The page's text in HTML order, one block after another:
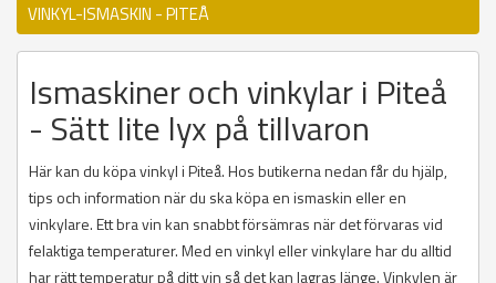
VINKYL-ISMASKIN - PITEÅ
Ismaskiner och vinkylar i Piteå
- Sätt lite lyx på tillvaron
Här kan du köpa vinkyl i Piteå. Hos butikerna nedan får du hjälp,
tips och information när du ska köpa en ismaskin eller en
vinkylare. Ett bra vin kan snabbt försämras när det förvaras vid
felaktiga temperaturer. Med en vinkyl eller vinkylare har du alltid
har rätt temperatur på ditt vin så det kan lagras länge. Vinkylen är